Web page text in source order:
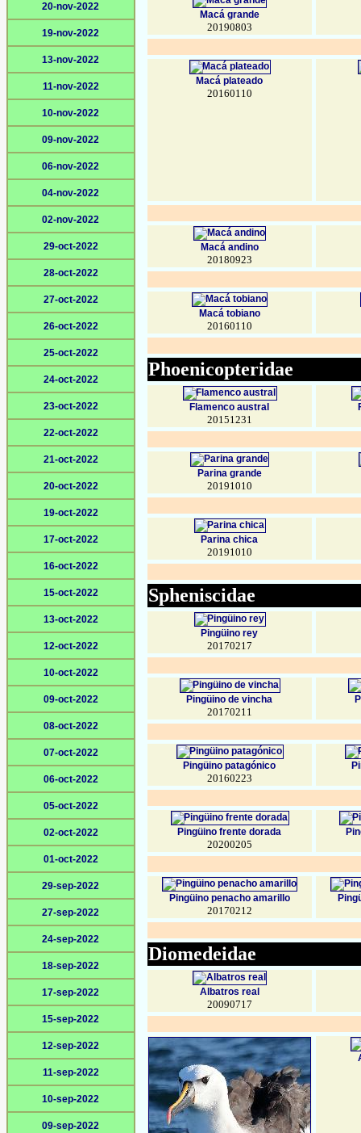
20-nov-2022
19-nov-2022
13-nov-2022
11-nov-2022
10-nov-2022
09-nov-2022
06-nov-2022
04-nov-2022
02-nov-2022
29-oct-2022
28-oct-2022
27-oct-2022
26-oct-2022
25-oct-2022
24-oct-2022
23-oct-2022
22-oct-2022
21-oct-2022
20-oct-2022
19-oct-2022
17-oct-2022
16-oct-2022
15-oct-2022
13-oct-2022
12-oct-2022
10-oct-2022
09-oct-2022
08-oct-2022
07-oct-2022
06-oct-2022
05-oct-2022
02-oct-2022
01-oct-2022
29-sep-2022
27-sep-2022
24-sep-2022
18-sep-2022
17-sep-2022
15-sep-2022
12-sep-2022
11-sep-2022
10-sep-2022
09-sep-2022
Macá grande
20190803
Macá plateado
20160110
Macá andino
20180923
Macá tobiano
20160110
Phoenicopteridae
Flamenco austral
20151231
Parina grande
20191010
Parina chica
20191010
Spheniscidae
Pingüino rey
20170217
Pingüino de vincha
20170211
Pingüino patagónico
20160223
Pingüino frente dorada
20200205
Pingüino penacho amarillo
20170212
Diomedeidae
Albatros real
20090717